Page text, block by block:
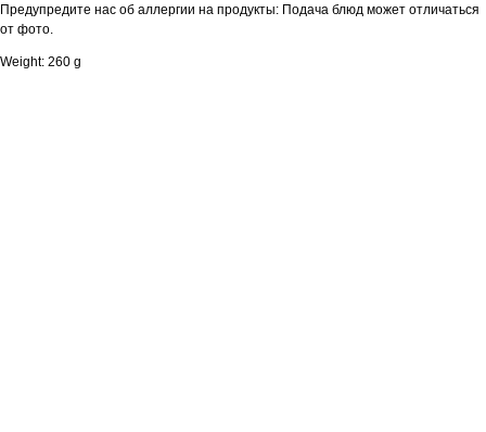
Предупредите нас об аллергии на продукты: Подача блюд может отличаться
от фото.
Weight: 260 g